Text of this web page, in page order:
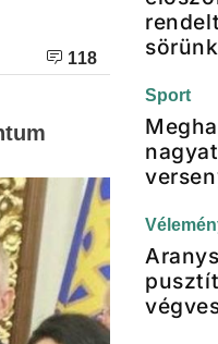
118
Sport